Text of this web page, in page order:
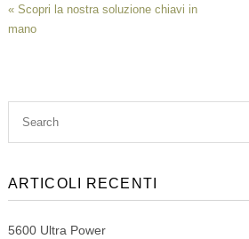
« Scopri la nostra soluzione chiavi in
mano
ARTICOLI RECENTI
5600 Ultra Power